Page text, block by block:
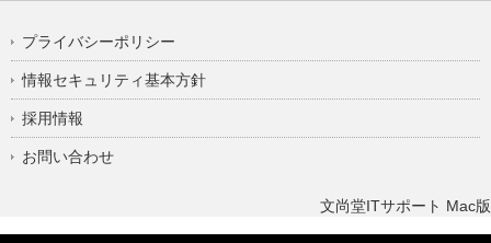
プライバシーポリシー
情報セキュリティ基本方針
採用情報
お問い合わせ
文尚堂ITサポート Mac版